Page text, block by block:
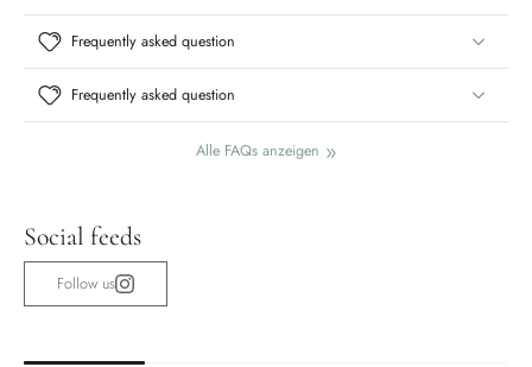
Frequently asked question
Frequently asked question
Alle FAQs anzeigen
Social feeds
Follow us